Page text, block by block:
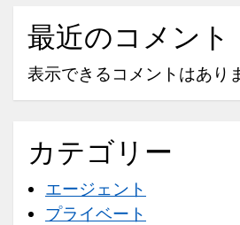
最近のコメント
表示できるコメントはあり
カテゴリー
エージェント
プライベート